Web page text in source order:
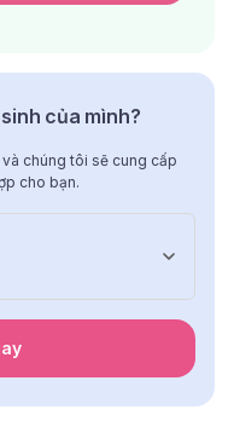
của mình?
chúng tôi sẽ cung cấp
cho bạn.